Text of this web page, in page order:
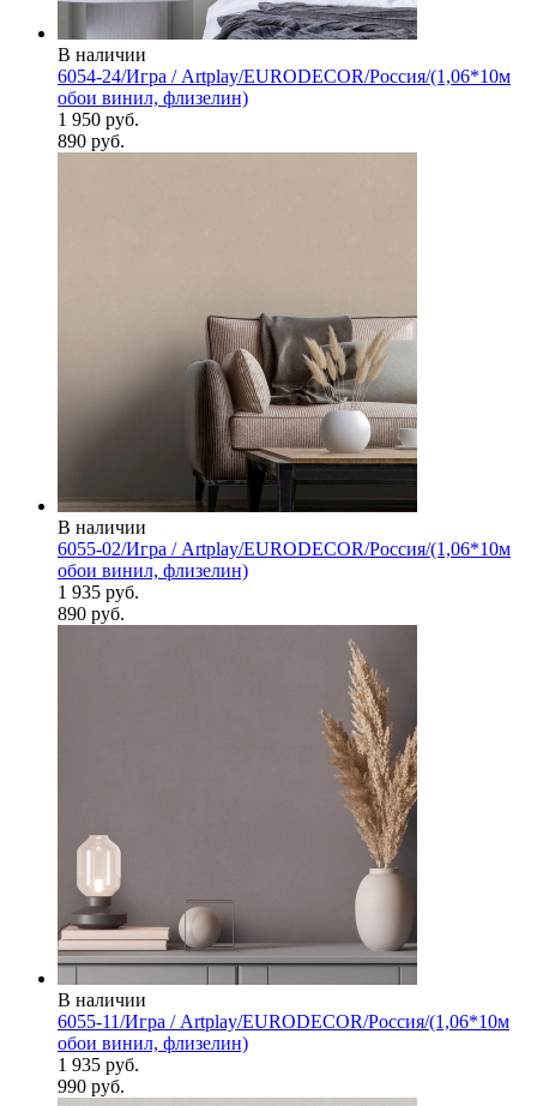
В наличии
6054-24/Игра / Artplay/EURODECOR/Россия/(1,06*10м
обои винил, флизелин)
1 950 руб.
890 руб.
В наличии
6055-02/Игра / Artplay/EURODECOR/Россия/(1,06*10м
обои винил, флизелин)
1 935 руб.
890 руб.
В наличии
6055-11/Игра / Artplay/EURODECOR/Россия/(1,06*10м
обои винил, флизелин)
1 935 руб.
990 руб.